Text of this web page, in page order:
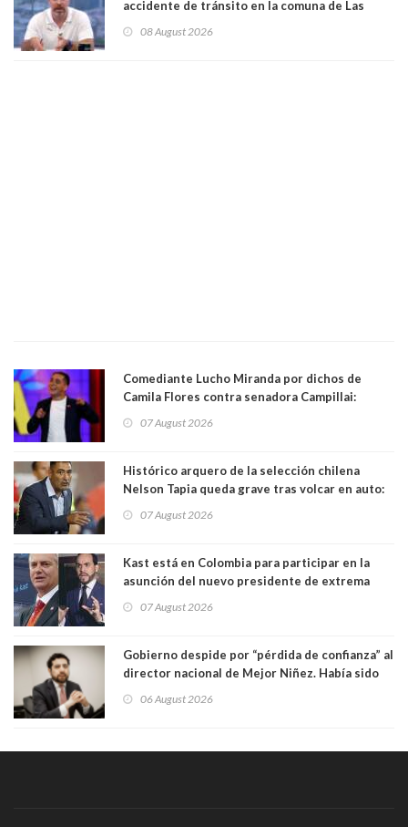
accidente de tránsito en la comuna de Las
08 August 2026
Comediante Lucho Miranda por dichos de
Camila Flores contra senadora Campillai:
forma de quitar dignidad"
07 August 2026
Histórico arquero de la selección chilena
Nelson Tapia queda grave tras volcar en auto:
07 August 2026
Kast está en Colombia para participar en la
asunción del nuevo presidente de extrema
07 August 2026
Gobierno despide por “pérdida de confianza” al
director nacional de Mejor Niñez. Había sido
06 August 2026